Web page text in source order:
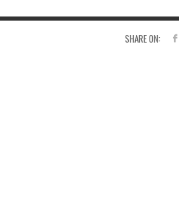
SHARE ON: